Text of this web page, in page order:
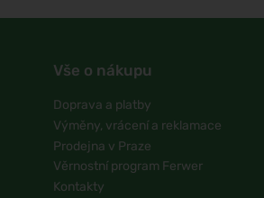
Vše o nákupu
Doprava a platby
Výměny, vrácení a reklamace
Prodejna v Praze
Věrnostní program Ferwer
Kontakty